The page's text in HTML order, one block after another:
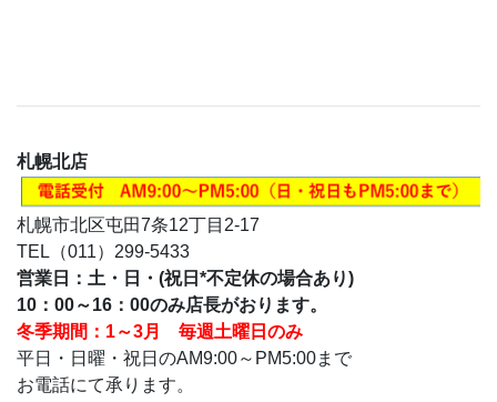
札幌北店
札幌市北区屯田7条12丁目2-17
営業日：土・日・(祝日*不定休の場合あり)
冬季期間：1～3月　毎週土曜日のみ
平日・日曜・祝日のAM9:00～PM5:00まで
お電話にて承ります。